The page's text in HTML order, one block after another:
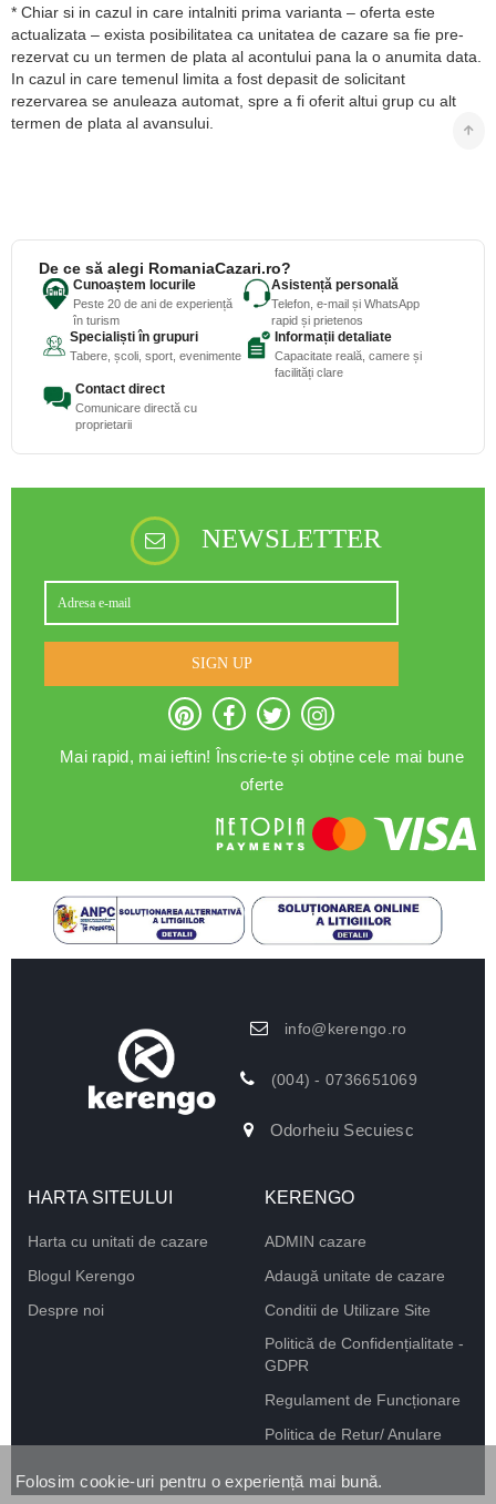
* Chiar si in cazul in care intalniti prima varianta – oferta este
actualizata – exista posibilitatea ca unitatea de cazare sa fie pre-
rezervat cu un termen de plata al acontului pana la o anumita data.
In cazul in care temenul limita a fost depasit de solicitant
rezervarea se anuleaza automat, spre a fi oferit altui grup cu alt
termen de plata al avansului.
De ce să alegi RomaniaCazari.ro?
Cunoaștem locurile
Peste 20 de ani de experiență
în turism
Asistență personală
Telefon, e-mail și WhatsApp
rapid și prietenos
Specialiști în grupuri
Tabere, școli, sport, evenimente
Informații detaliate
Capacitate reală, camere și
facilități clare
Contact direct
Comunicare directă cu
proprietarii
NEWSLETTER
SIGN UP
Mai rapid, mai ieftin! Înscrie-te și obține cele mai bune
oferte
info@kerengo.ro
(004) - 0736651069
Odorheiu Secuiesc
HARTA SITEULUI
Harta cu unitati de cazare
Blogul Kerengo
Despre noi
KERENGO
ADMIN cazare
Adaugă unitate de cazare
Conditii de Utilizare Site
Politică de Confidențialitate -
GDPR
Regulament de Funcționare
Politica de Retur/ Anulare
Folosim cookie-uri pentru o experiență mai bună.